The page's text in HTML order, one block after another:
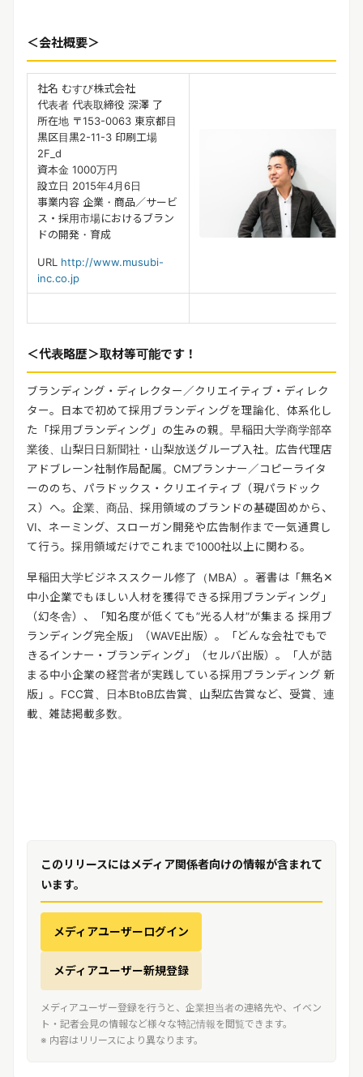
＜会社概要＞
社名 むすび株式会社
代表者 代表取締役 深澤 了
所在地 〒153-0063 東京都目
黒区目黒2-11-3 印刷工場
2F_d
資本金 1000万円
設立日 2015年4月6日
事業内容 企業・商品／サービ
ス・採用市場におけるブラン
ドの開発・育成
URL http://www.musubi-
inc.co.jp
＜代表略歴＞取材等可能です！
ブランディング・ディレクター／クリエイティブ・ディレク
ター。日本で初めて採用ブランディングを理論化、体系化し
た「採用ブランディング」の生みの親。早稲田大学商学部卒
業後、山梨日日新聞社・山梨放送グループ入社。広告代理店
アドブレーン社制作局配属。CMプランナー／コピーライタ
ーののち、パラドックス・クリエイティブ（現パラドック
ス）へ。企業、商品、採用領域のブランドの基礎固めから、
VI、ネーミング、スローガン開発や広告制作まで一気通貫し
て行う。採用領域だけでこれまで1000社以上に関わる。
早稲田大学ビジネススクール修了（MBA）。著書は「無名✕
中小企業でもほしい人材を獲得できる採用ブラ ンディング」
（幻冬舎）、「知名度が低くても”光る人材”が集まる 採用ブ
ランディング完全版」（WAVE出版）。「どんな会社でもで
きるインナー・ブランディング」（セルバ出版）。「人が詰
まる中小企業の経営者が実践している採用ブランディング 新
版」。FCC賞、日本BtoB広告賞、山梨広告賞など、受賞、連
載、 雑誌掲載多数。
このリリースにはメディア関係者向けの情報が含まれて
います。
メディアユーザーログイン
メディアユーザー新規登録
メディアユーザー登録を行うと、企業担当者の連絡先や、イベン
ト・記者会見の情報など様々な特記情報を閲覧できます。
※ 内容はリリースにより異なります。